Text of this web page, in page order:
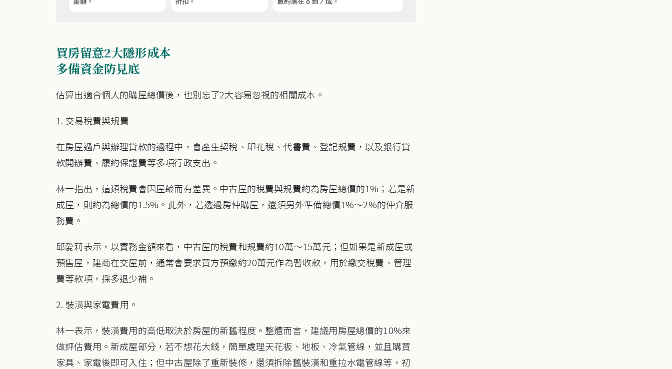
買房留意2大隱形成本
多備資金防見底
估算出適合個人的購屋總價後，也別忘了2大容易忽視的相關成本。
1. 交易稅費與規費
在房屋過戶與辦理貸款的過程中，會產生契稅、印花稅、代書費、登記規費，以及銀行貸
款開辦費、履約保證費等多項行政支出。
林一指出，這類稅費會因屋齡而有差異。中古屋的稅費與規費約為房屋總價的1%；若是新
成屋，則約為總價的1.5%。此外，若透過房仲購屋，還須另外準備總價1%～2%的仲介服
務費。
邱愛莉表示，以實務金額來看，中古屋的稅費和規費約10萬～15萬元；但如果是新成屋或
預售屋，建商在交屋前，通常會要求買方預繳約20萬元作為暫收款，用於繳交稅費、管理
費等款項，採多退少補。
2. 裝潢與家電費用。
林一表示，裝潢費用的高低取決於房屋的新舊程度。整體而言，建議用房屋總價的10%來
做評估費用。新成屋部分，若不想花大錢，簡單處理天花板、地板、冷氣管線，並且購買
家具、家電後即可入住；但中古屋除了重新裝修，還須拆除舊裝潢和重拉水電管線等，初